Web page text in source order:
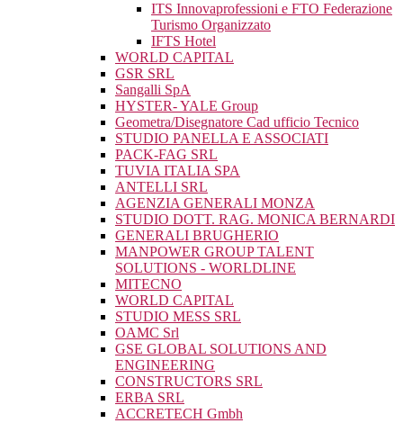
ITS Innovaprofessioni e FTO Federazione
Turismo Organizzato
IFTS Hotel
WORLD CAPITAL
GSR SRL
Sangalli SpA
HYSTER- YALE Group
Geometra/Disegnatore Cad ufficio Tecnico
STUDIO PANELLA E ASSOCIATI
PACK-FAG SRL
TUVIA ITALIA SPA
ANTELLI SRL
AGENZIA GENERALI MONZA
STUDIO DOTT. RAG. MONICA BERNARDI
GENERALI BRUGHERIO
MANPOWER GROUP TALENT
SOLUTIONS - WORLDLINE
MITECNO
WORLD CAPITAL
STUDIO MESS SRL
OAMC Srl
GSE GLOBAL SOLUTIONS AND
ENGINEERING
CONSTRUCTORS SRL
ERBA SRL
ACCRETECH Gmbh